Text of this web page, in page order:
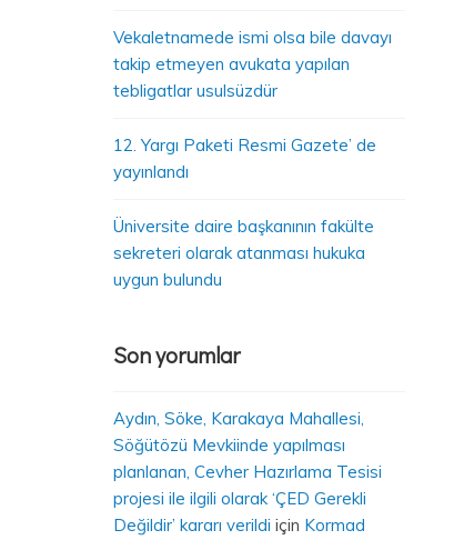
Vekaletnamede ismi olsa bile davayı
takip etmeyen avukata yapılan
tebligatlar usulsüzdür
12. Yargı Paketi Resmi Gazete’ de
yayınlandı
Üniversite daire başkanının fakülte
sekreteri olarak atanması hukuka
uygun bulundu
Son yorumlar
Aydın, Söke, Karakaya Mahallesi,
Söğütözü Mevkiinde yapılması
planlanan, Cevher Hazırlama Tesisi
projesi ile ilgili olarak ‘ÇED Gerekli
Değildir’ kararı verildi için Kormad